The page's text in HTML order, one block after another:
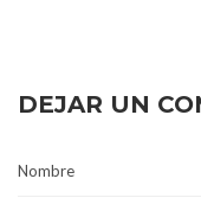
DEJAR UN
Nombre